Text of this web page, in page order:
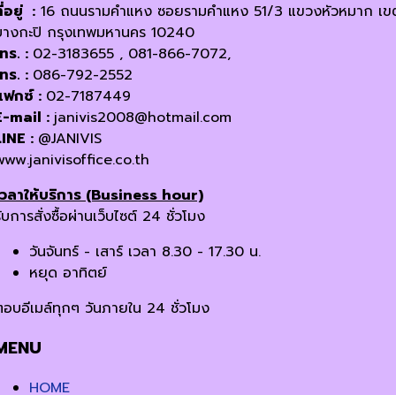
อยู่ : 16 ถนนรามคำแหง ซอยรามคำแหง 51/3 แขวงหัวหมาก เ
งกะปิ กรุงเทพมหานคร 10240
ร. : 02-3183655 , 081-866-7072,
ร. : 086-792-2552
กซ์ : 02-7187449
mail : janivis2008@hotmail.com
: @JANIVIS
ลาให้บริการ (Business hour)
การสั่งซื้อผ่านเว็บไซต์ 24 ชั่วโมง
วันจันทร์ - เสาร์ เวลา 8.30 - 17.30 น.
หยุด อาทิตย์
บอีเมล์ทุกๆ วันภายใน 24 ชั่วโมง
HOME